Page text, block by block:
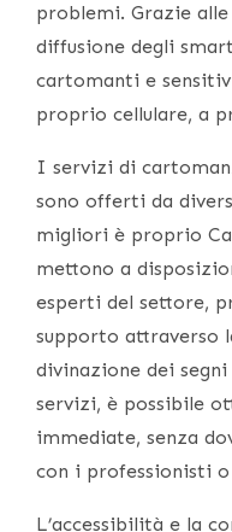
problemi. Grazie
diffusione degli
cartomanti e
proprio cellulare, a
I servizi di
sono offerti da
migliori è proprio
mettono a
esperti del settore,
supporto attraverso
divinazione dei
servizi, è possibile
immediate, senza
con i professionisti
L’accessibilità e la